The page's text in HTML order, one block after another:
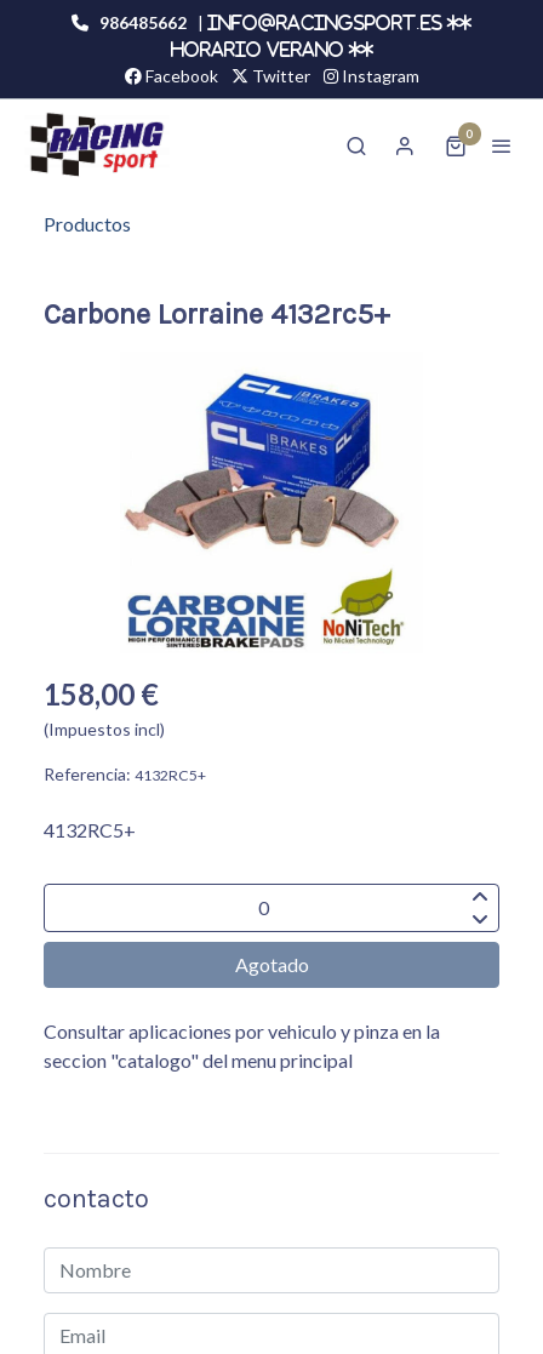
986485662 |
info@racingsport.es **
HORARIO VERANO **
Facebook Twitter Instagram
0
Productos
Carbone Lorraine 4132rc5+
158,00 €
(Impuestos incl)
Referencia: 4132RC5+
4132RC5+
Agotado
Consultar aplicaciones por vehiculo y pinza en la
seccion "catalogo" del menu principal
contacto